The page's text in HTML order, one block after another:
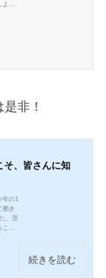
よう
非！
そ、皆さんに知
年の1
働き
。普
こと
続きを読む